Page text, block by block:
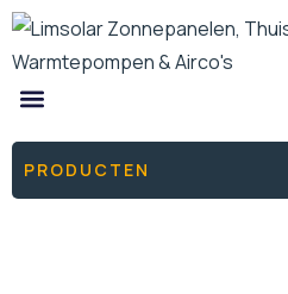
PRODUCTEN